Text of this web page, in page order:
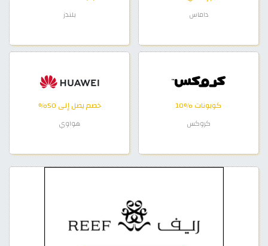
داماس بلندز
كوبونات %10
كروكس
خصم يصل إلى 50%
هواوي